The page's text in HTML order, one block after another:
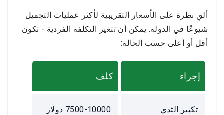
ألقِ نظرة على الأسعار التقريبية لأكثر عمليات التجميل
شيوعًا في الدولة. يمكن أن تتغير التكلفة الفردية - تكون
أقل أو أعلى حسب الحالة:
إجراء كلف
تكبير الثدي 7500-10000 دولار